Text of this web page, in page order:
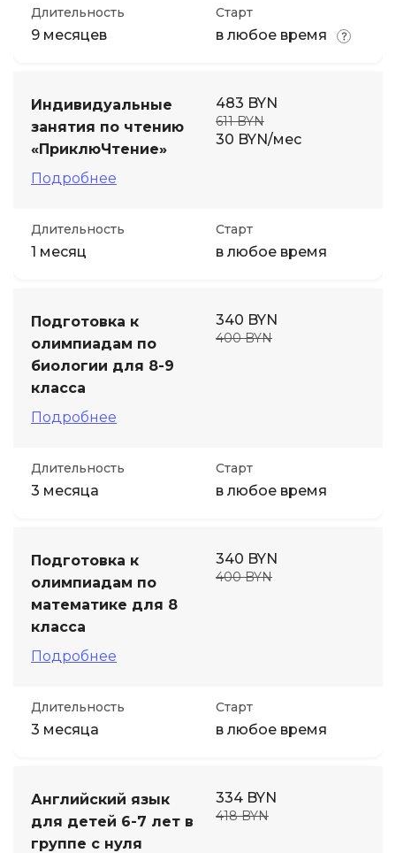
Длительность
9 месяцев
Старт
в любое время
Индивидуальные
занятия по чтению
«ПриклюЧтение»
Подробнее
483 BYN
611 BYN
30 BYN/мес
Длительность
1 месяц
Старт
в любое время
Подготовка к
олимпиадам по
биологии для 8-9
класса
Подробнее
340 BYN
400 BYN
Длительность
3 месяца
Старт
в любое время
Подготовка к
олимпиадам по
математике для 8
класса
Подробнее
340 BYN
400 BYN
Длительность
3 месяца
Старт
в любое время
Английский язык
для детей 6-7 лет в
группе с нуля
334 BYN
418 BYN